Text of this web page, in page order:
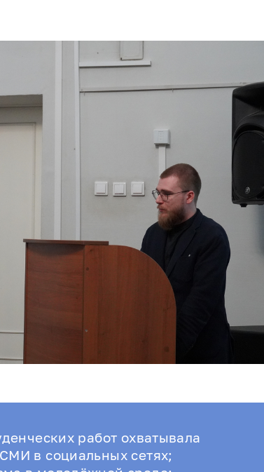
работ охватывала
в социальных сетях;